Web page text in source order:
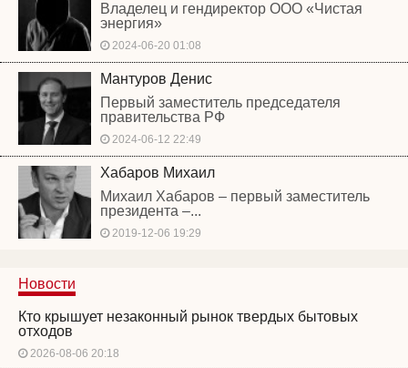
Владелец и гендиректор ООО «Чистая
энергия»
2024-06-20 01:08
Мантуров Денис
Первый заместитель председателя
правительства РФ
2024-06-12 22:49
Хабаров Михаил
Михаил Хабаров – первый заместитель
президента –...
2019-12-06 19:29
Новости
Кто крышует незаконный рынок твердых бытовых
отходов
2026-08-06 20:18